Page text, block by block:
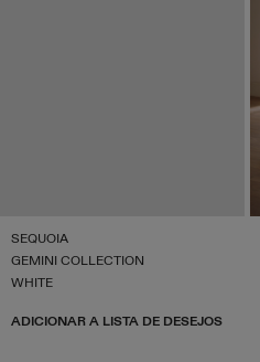
SEQUOIA
GEMINI COLLECTION
WHITE
ADICIONAR A LISTA DE DESEJOS